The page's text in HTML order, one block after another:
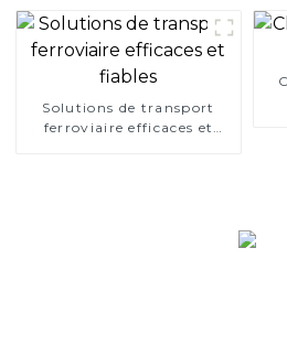
Solutions de transport
ferroviaire efficaces et